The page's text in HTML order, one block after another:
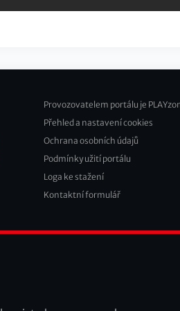
Footer
2
Provozovatelem portálu je
Přehled a nastavení cookies
Ochrana osobních údajů
Podmínky užití portálu
Loga ke stažení
Kontaktní formulář